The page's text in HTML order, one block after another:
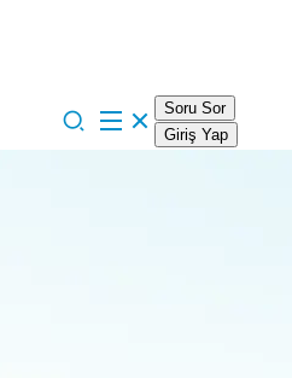
Soru Sor
Giriş Yap